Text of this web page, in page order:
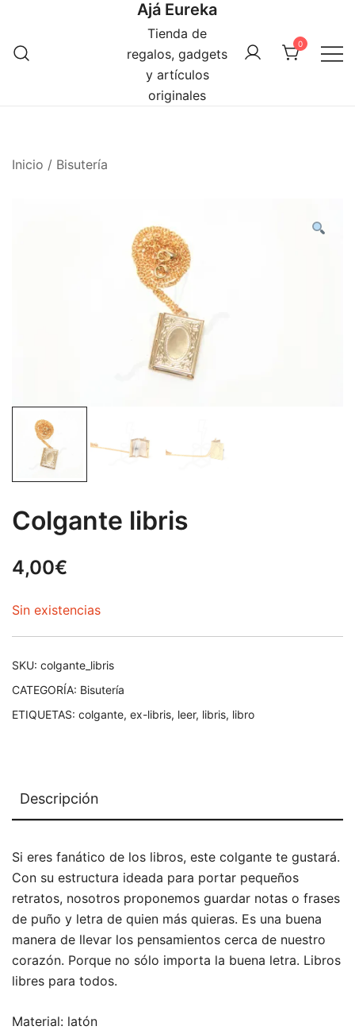
contenido
Ajá Eureka
Tienda de
regalos, gadgets
y artículos
originales
0
Inicio / Bisutería
Colgante libris
4,00€
Sin existencias
SKU: colgante_libris
CATEGORÍA: Bisutería
ETIQUETAS: colgante, ex-libris, leer, libris, libro
Descripción
Si eres fanático de los libros, este colgante te gustará.
Con su estructura ideada para portar pequeños
retratos, nosotros proponemos guardar notas o frases
de puño y letra de quien más quieras. Es una buena
manera de llevar los pensamientos cerca de nuestro
corazón. Porque no sólo importa la buena letra. Libros
libres para todos.
Material: latón